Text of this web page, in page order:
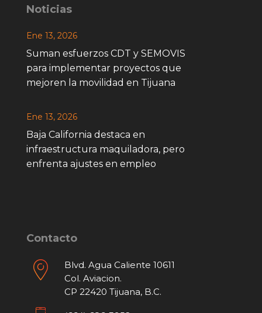
Noticias
Suman esfuerzos CDT y SEMOVIS
para implementar proyectos que
mejoren la movilidad en Tijuana
Ene 13, 2026
Baja California destaca en
infraestructura maquiladora, pero
enfrenta ajustes en empleo
Ene 13, 2026
Contacto
Blvd. Agua Caliente 10611
Col. Aviacion.
CP 22420 Tijuana, B.C.